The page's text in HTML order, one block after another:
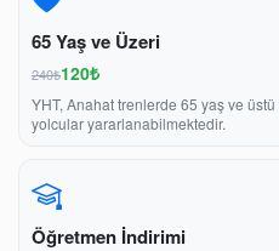
65 Yaş ve Üzeri
240₺120₺
YHT, Anahat trenlerde 65 yaş ve
yolcular yararlanabilmektedir.
Öğretmen İndirimi